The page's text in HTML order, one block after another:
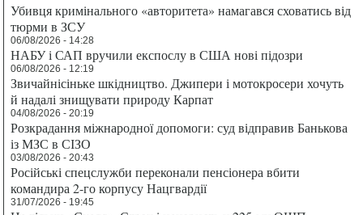
Убивця кримінального «авторитета» намагався сховатись від
тюрми в ЗСУ
06/08/2026 - 14:28
НАБУ і САП вручили експослу в США нові підозри
06/08/2026 - 12:19
Звичайнісіньке шкідництво. Джипери і мотокросери хочуть
й надалі знищувати природу Карпат
04/08/2026 - 20:19
Розкрадання міжнародної допомоги: суд відправив Банькова
із МЗС в СІЗО
03/08/2026 - 20:43
Російські спецслужби переконали пенсіонера вбити
командира 2-го корпусу Нацгвардії
31/07/2026 - 19:45